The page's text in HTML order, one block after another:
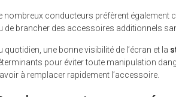
nombreux conducteurs préfèrent également
de brancher des accessoires additionnels
quotidien, une bonne visibilité de l’écran et la
pour éviter toute manipulation
à remplacer rapidement l’accessoire.